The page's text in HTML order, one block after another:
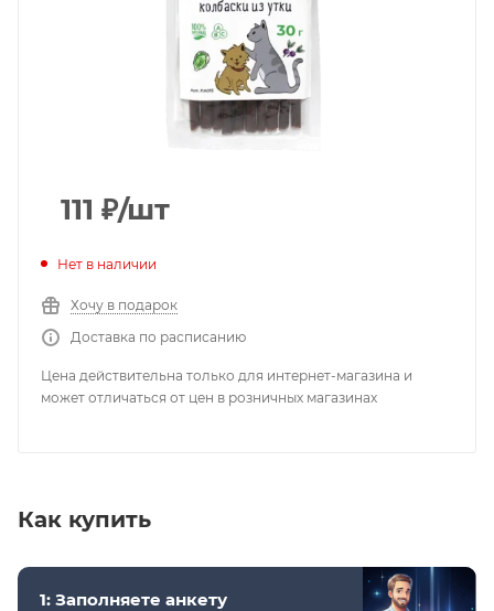
111 ₽/шт
Нет в наличии
Хочу в подарок
Доставка по расписанию
Цена действительна только для интернет-магазина и
может отличаться от цен в розничных магазинах
Как купить
1: Заполняете анкету